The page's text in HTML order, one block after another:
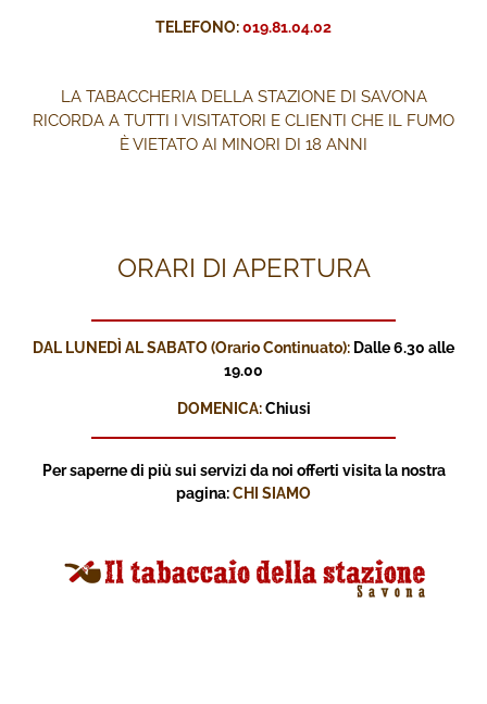
TELEFONO:019.81.04.02
LA TABACCHERIA DELLA STAZIONE DI SAVONA
RICORDA A TUTTI I VISITATORI E CLIENTI CHE IL FUMO
È VIETATO AI MINORI DI 18 ANNI
ORARI DI APERTURA
DAL LUNEDÌ AL SABATO (Orario Continuato): Dalle 6.30 alle
19.00
DOMENICA: Chiusi
Per saperne di più sui servizi da noi offerti visita la nostra
pagina:CHI SIAMO